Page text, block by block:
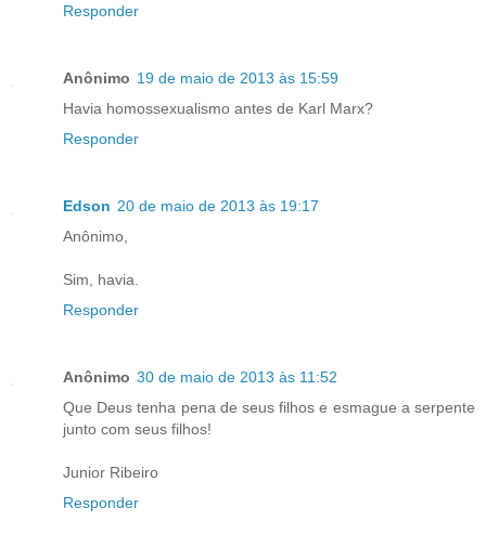
Responder
Anônimo 19 de maio de 2013 às 15:59
Havia homossexualismo antes de Karl Marx?
Responder
Edson 20 de maio de 2013 às 19:17
Anônimo,
Sim, havia.
Responder
Anônimo 30 de maio de 2013 às 11:52
Que Deus tenha pena de seus filhos e esmague a serpente
junto com seus filhos!
Junior Ribeiro
Responder